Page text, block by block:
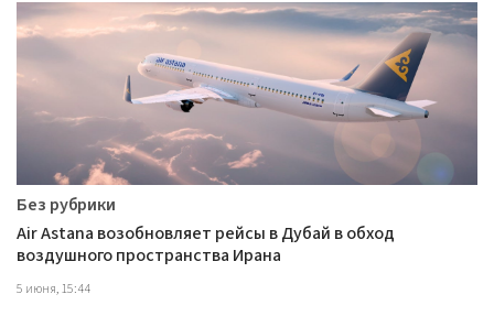
Без рубрики
Air Astana возобновляет рейсы в Дубай в обход
воздушного пространства Ирана
5 июня, 15:44